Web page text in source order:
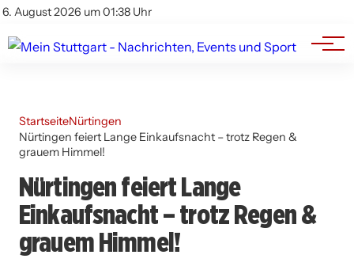
6. August 2026 um 01:38 Uhr
Impressum
Branchenbuch
Werbung
StartseiteNürtingen
Nürtingen feiert Lange Einkaufsnacht – trotz Regen &
grauem Himmel!
Nürtingen feiert Lange
Einkaufsnacht – trotz Regen &
grauem Himmel!